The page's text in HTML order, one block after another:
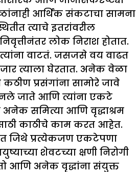
आर्थिक संकटाचा सामना
त्याचे इतरांवरील
लोक निराश होतात.
वाटतं. जसजसे वय वाढत
त्याला घेरतात. अनेक वेळा
कठीण प्रसंगांना सामोरे जावे
जाते आणि त्यांना एकटे
समित्या आणि वृद्धाश्रम
काठीचे काम करत आहेत.
जिथे प्रत्येकजण एकटेपणा
शेवटच्या क्षणी निरोगी
आणि अनेक वृद्धांना संयुक्त